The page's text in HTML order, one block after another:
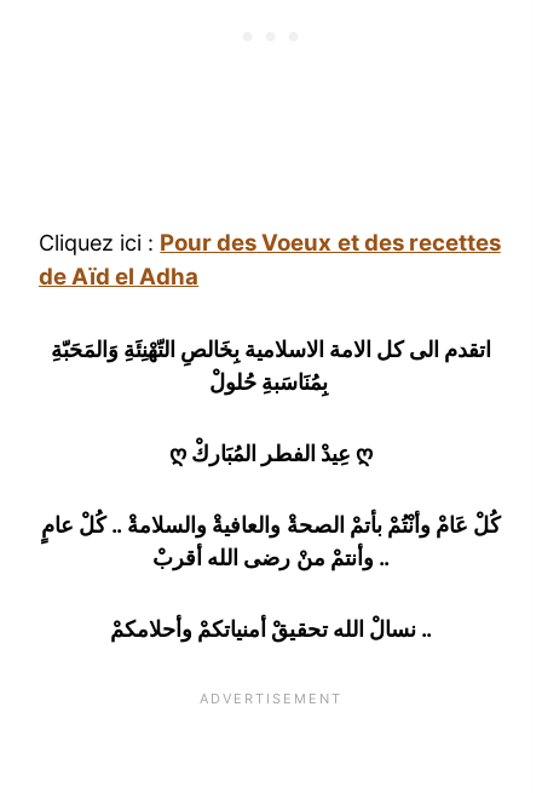
Cliquez ici : Pour des Voeux et des recettes
de Aïd el Adha
اتقدم الى كل الامة الاسلامية بِخَالصِ التّهْنِئَةِ وَالمَحَبّةِ
ღ عِيدْ الفطر المُبَاركْ ღ
كُلْ عَامْ وأنْتُمْ بأتمْ الصحةْ والعافيةْ والسلامةْ .. كُلْ عامٍ
وأنتمْ منْ رضى الله أقربْ ..
نسالْ الله تحقيقْ أمنياتكمْ وأحلامكمْ ..